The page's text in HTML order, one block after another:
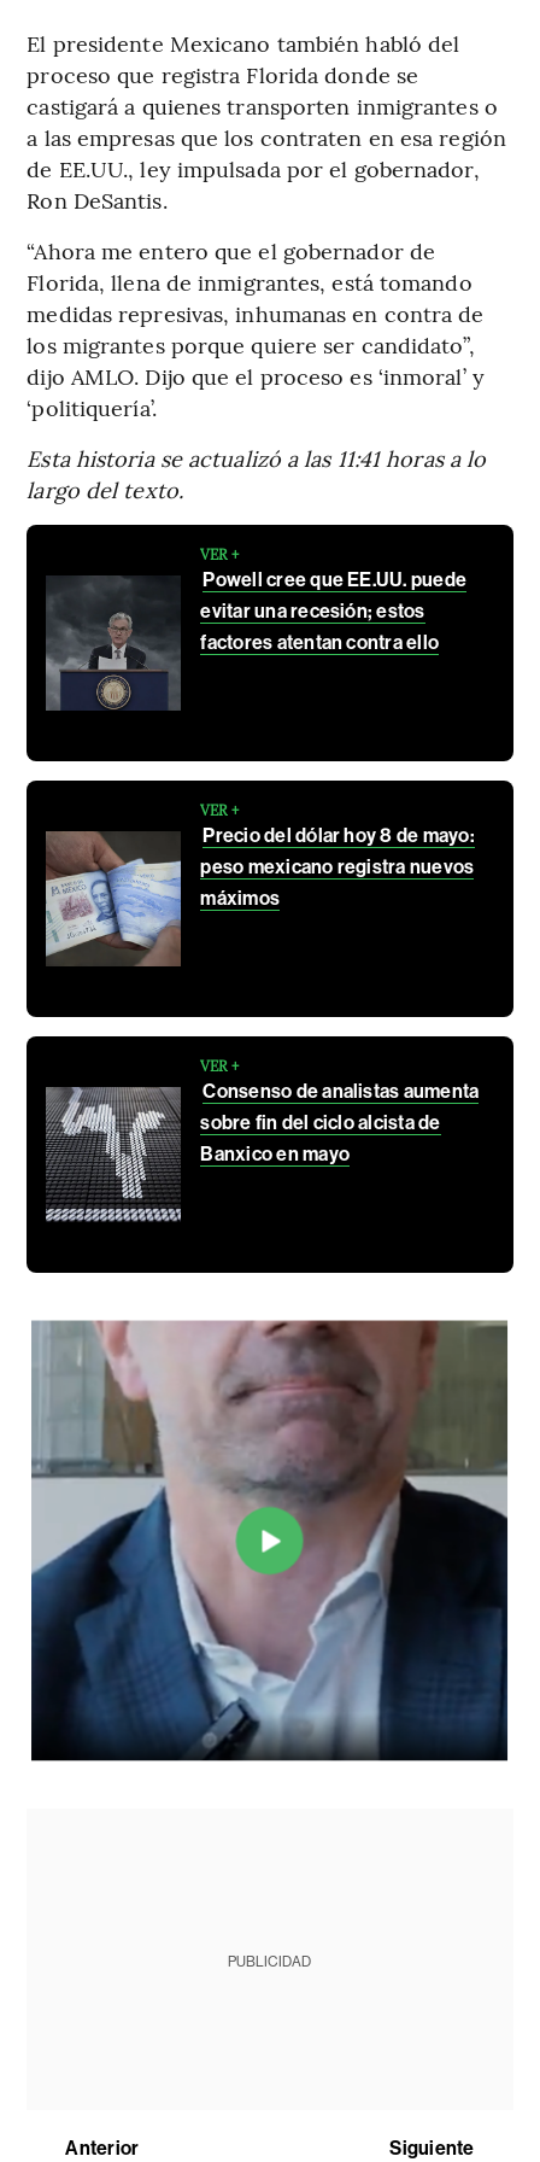
El presidente Mexicano también habló del
proceso que registra Florida donde se
castigará a quienes transporten inmigrantes o
a las empresas que los contraten en esa región
de EE.UU., ley impulsada por el gobernador,
Ron DeSantis.
“Ahora me entero que el gobernador de
Florida, llena de inmigrantes, está tomando
medidas represivas, inhumanas en contra de
los migrantes porque quiere ser candidato”,
dijo AMLO. Dijo que el proceso es ‘inmoral’ y
‘politiquería’.
Esta historia se actualizó a las 11:41 horas a lo
largo del texto.
VER +
Powell cree que EE.UU. puede
evitar una recesión; estos
factores atentan contra ello
VER +
Precio del dólar hoy 8 de mayo:
peso mexicano registra nuevos
máximos
VER +
Consenso de analistas aumenta
sobre fin del ciclo alcista de
Banxico en mayo
PUBLICIDAD
Anterior Siguiente